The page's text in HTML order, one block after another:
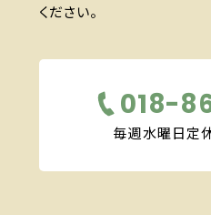
ください。
018-
毎週水曜日定